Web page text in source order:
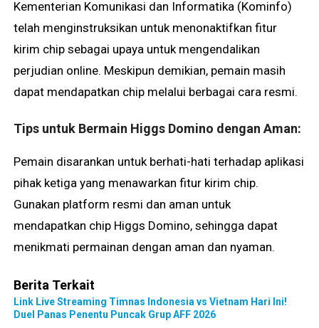
Kementerian Komunikasi dan Informatika (Kominfo)
telah menginstruksikan untuk menonaktifkan fitur
kirim chip sebagai upaya untuk mengendalikan
perjudian online. Meskipun demikian, pemain masih
dapat mendapatkan chip melalui berbagai cara resmi.
Tips untuk Bermain Higgs Domino dengan Aman:
Pemain disarankan untuk berhati-hati terhadap aplikasi
pihak ketiga yang menawarkan fitur kirim chip.
Gunakan platform resmi dan aman untuk
mendapatkan chip Higgs Domino, sehingga dapat
menikmati permainan dengan aman dan nyaman.
Berita Terkait
Link Live Streaming Timnas Indonesia vs Vietnam Hari Ini!
Duel Panas Penentu Puncak Grup AFF 2026